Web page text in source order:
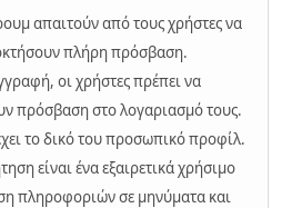
απαιτούν από τους χρήστες να
πλήρη πρόσβαση.
οι χρήστες πρέπει να
πρόσβαση στο λογαριασμό τους.
το δικό του προσωπικό προφίλ.
είναι ένα εξαιρετικά χρήσιμο
πληροφοριών σε μηνύματα και